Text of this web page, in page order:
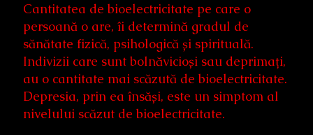
Cantitatea de bioelectricitate pe care o
persoană o are, îi determină gradul de
sănătate fizică, psihologică și spirituală.
Indivizii care sunt bolnăvicioși sau deprimați,
au o cantitate mai scăzută de bioelectricitate.
Depresia, prin ea însăși, este un simptom al
nivelului scăzut de bioelectricitate.